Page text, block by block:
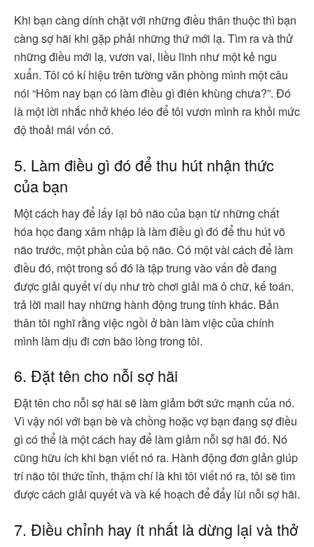
Khi bạn càng dính chặt với những điều thân thuộc thì bạn
càng sợ hãi khi gặp phải những thứ mới lạ. Tìm ra và thử
những điều mới lạ, vươn vai, liều lĩnh như một kẻ ngu
xuẩn. Tôi có kí hiệu trên tường văn phòng mình một câu
nói “Hôm nay bạn có làm điều gì điên khùng chưa?”. Đó
là một lời nhắc nhở khéo léo để tôi vươn mình ra khỏi mức
độ thoải mái vốn có.
5. Làm điều gì đó để thu hút nhận thức
của bạn
Một cách hay để lấy lại bô não của bạn từ những chất
hóa học đang xâm nhập là làm điều gì đó để thu hút võ
não trước, một phần của bộ não. Có một vài cách để làm
điều đó, một trong số đó là tập trung vào vấn đề đang
được giải quyết ví dụ như trò chơi giải mã ô chữ, kế toán,
trả lời mail hay những hành động trung tính khác. Bản
thân tôi nghĩ rằng việc ngồi ở bàn làm việc của chính
mình làm dịu đi cơn bão lòng trong tôi.
6. Đặt tên cho nỗi sợ hãi
Đặt tên cho nỗi sợ hãi sẽ làm giảm bớt sức mạnh của nó.
Vì vậy nói với bạn bè và chồng hoặc vợ bạn đang sợ điều
gì có thể là một cách hay để làm giảm nỗi sợ hãi đó. Nó
cũng hữu ích khi bạn viết nó ra. Hành động đơn giản giúp
trí não tôi thức tỉnh, thậm chí là khi tôi viết nó ra, tôi sẽ tìm
được cách giải quyết và và kế hoạch để đẩy lùi nỗi sợ hãi.
7. Điều chỉnh hay ít nhất là dừng lại và thở